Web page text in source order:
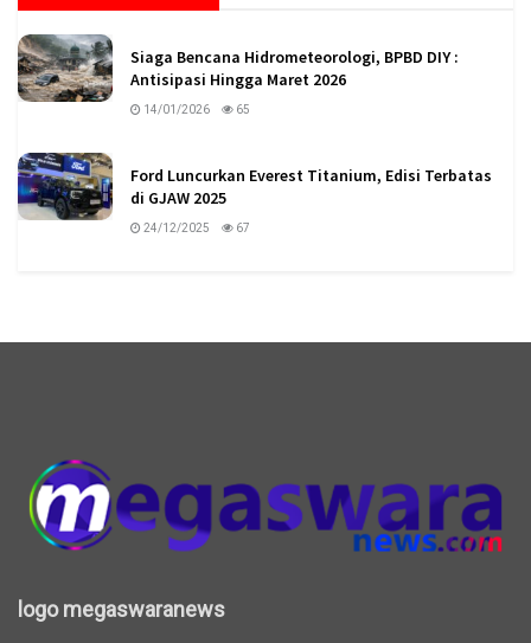
Siaga Bencana Hidrometeorologi, BPBD DIY :
Antisipasi Hingga Maret 2026
14/01/2026 65
Ford Luncurkan Everest Titanium, Edisi Terbatas
di GJAW 2025
24/12/2025 67
logo megaswaranews